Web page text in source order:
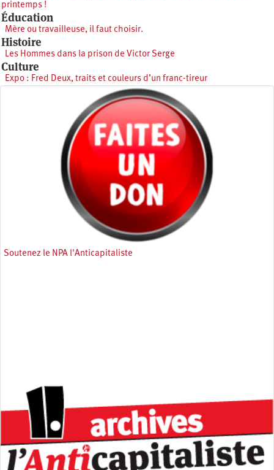
printemps !
Éducation
Mère ou travailleuse, il faut choisir.
Histoire
Les Hommes dans la prison de Victor Serge
Culture
Expo : Fred Deux, traits et couleurs d’un franc-tireur
Soutenez le NPA l'Anticapitaliste